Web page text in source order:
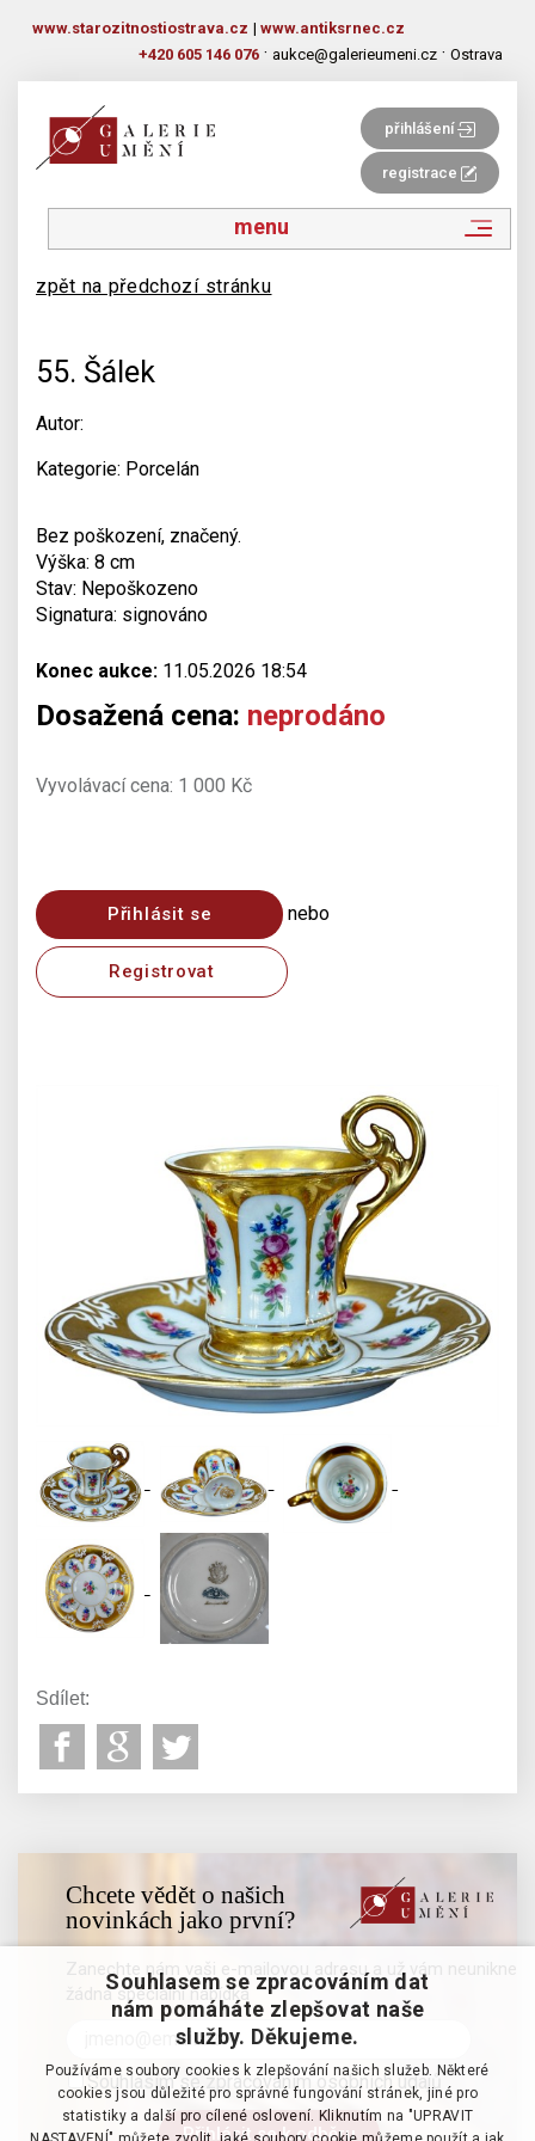
www.starozitnostiostrava.cz | www.antiksrnec.cz
+420 605 146 076 · aukce@galerieumeni.cz · Ostrava
přihlášení
registrace
menu
zpět na předchozí stránku
55. Šálek
Autor:
Kategorie: Porcelán
Bez poškození, značený.
Výška: 8 cm
Stav: Nepoškozeno
Signatura: signováno
Konec aukce: 11.05.2026 18:54
Dosažená cena: neprodáno
Vyvolávací cena: 1 000 Kč
Přihlásit se nebo
Registrovat
Sdílet:
Chcete vědět o našich
novinkách jako první?
Zanechte nám vaši e-mailovou adresu a už vám neunikne
žádná speciální nabídka
Souhlasím se zpracováním osobních údajů
Souhlasem se zpracováním dat
nám pomáháte zlepšovat naše
služby. Děkujeme.
Používáme soubory cookies k zlepšování našich služeb. Některé
cookies jsou důležité pro správné fungování stránek, jiné pro
statistiky a další pro cílené oslovení. Kliknutím na "UPRAVIT